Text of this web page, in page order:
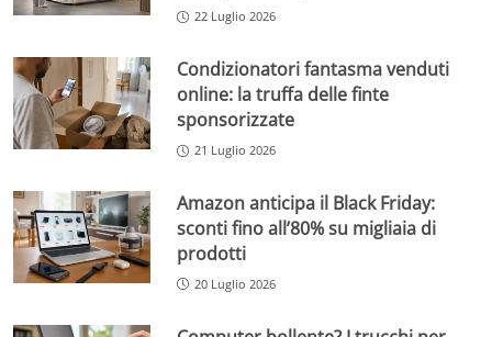
22 Luglio 2026
Condizionatori fantasma venduti
online: la truffa delle finte
sponsorizzate
21 Luglio 2026
Amazon anticipa il Black Friday:
sconti fino all’80% su migliaia di
prodotti
20 Luglio 2026